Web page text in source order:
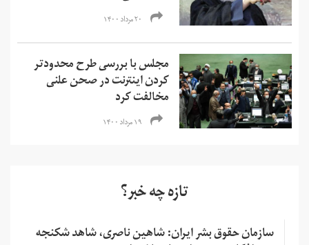
۲۰ مرداد ۱۴۰۰
مجلس با بررسی طرح محدودتر
کردن اینترنت در صحن علنی
مخالفت کرد
۱۹ مرداد ۱۴۰۰
تازه چه خبر؟
سازمان حقوق بشر ایران: شاهین ناصری، شاهد شکنجه